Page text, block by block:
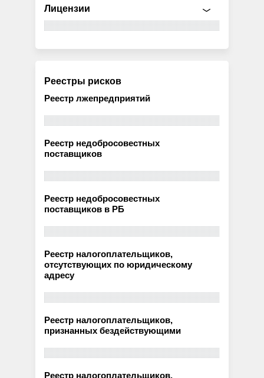
Лицензии
Реестры рисков
Реестр лжепредприятий
Реестр недобросовестных
поставщиков
Реестр недобросовестных
поставщиков в РБ
Реестр налогоплательщиков,
отсутствующих по юридическому
адресу
Реестр налогоплательщиков,
признанных бездействующими
Реестр налогоплательщиков,